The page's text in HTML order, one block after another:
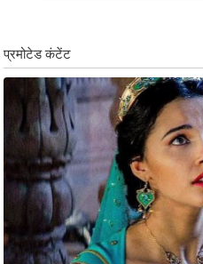
ग
त
बॉ
ली
वु
ड
हॉ
वु